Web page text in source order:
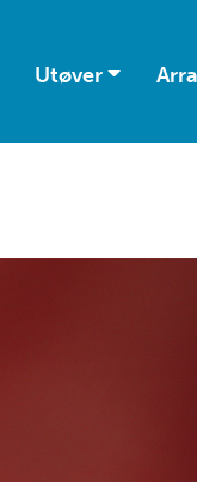
Utøver